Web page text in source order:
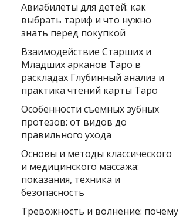
Авиабилеты для детей: как
выбрать тариф и что нужно
знать перед покупкой
Взаимодействие Старших и
Младших арканов Таро в
раскладах Глубинный анализ и
практика чтений карты Таро
Особенности съемных зубных
протезов: от видов до
правильного ухода
Основы и методы классического
и медицинского массажа:
показания, техника и
безопасность
Тревожность и волнение: почему